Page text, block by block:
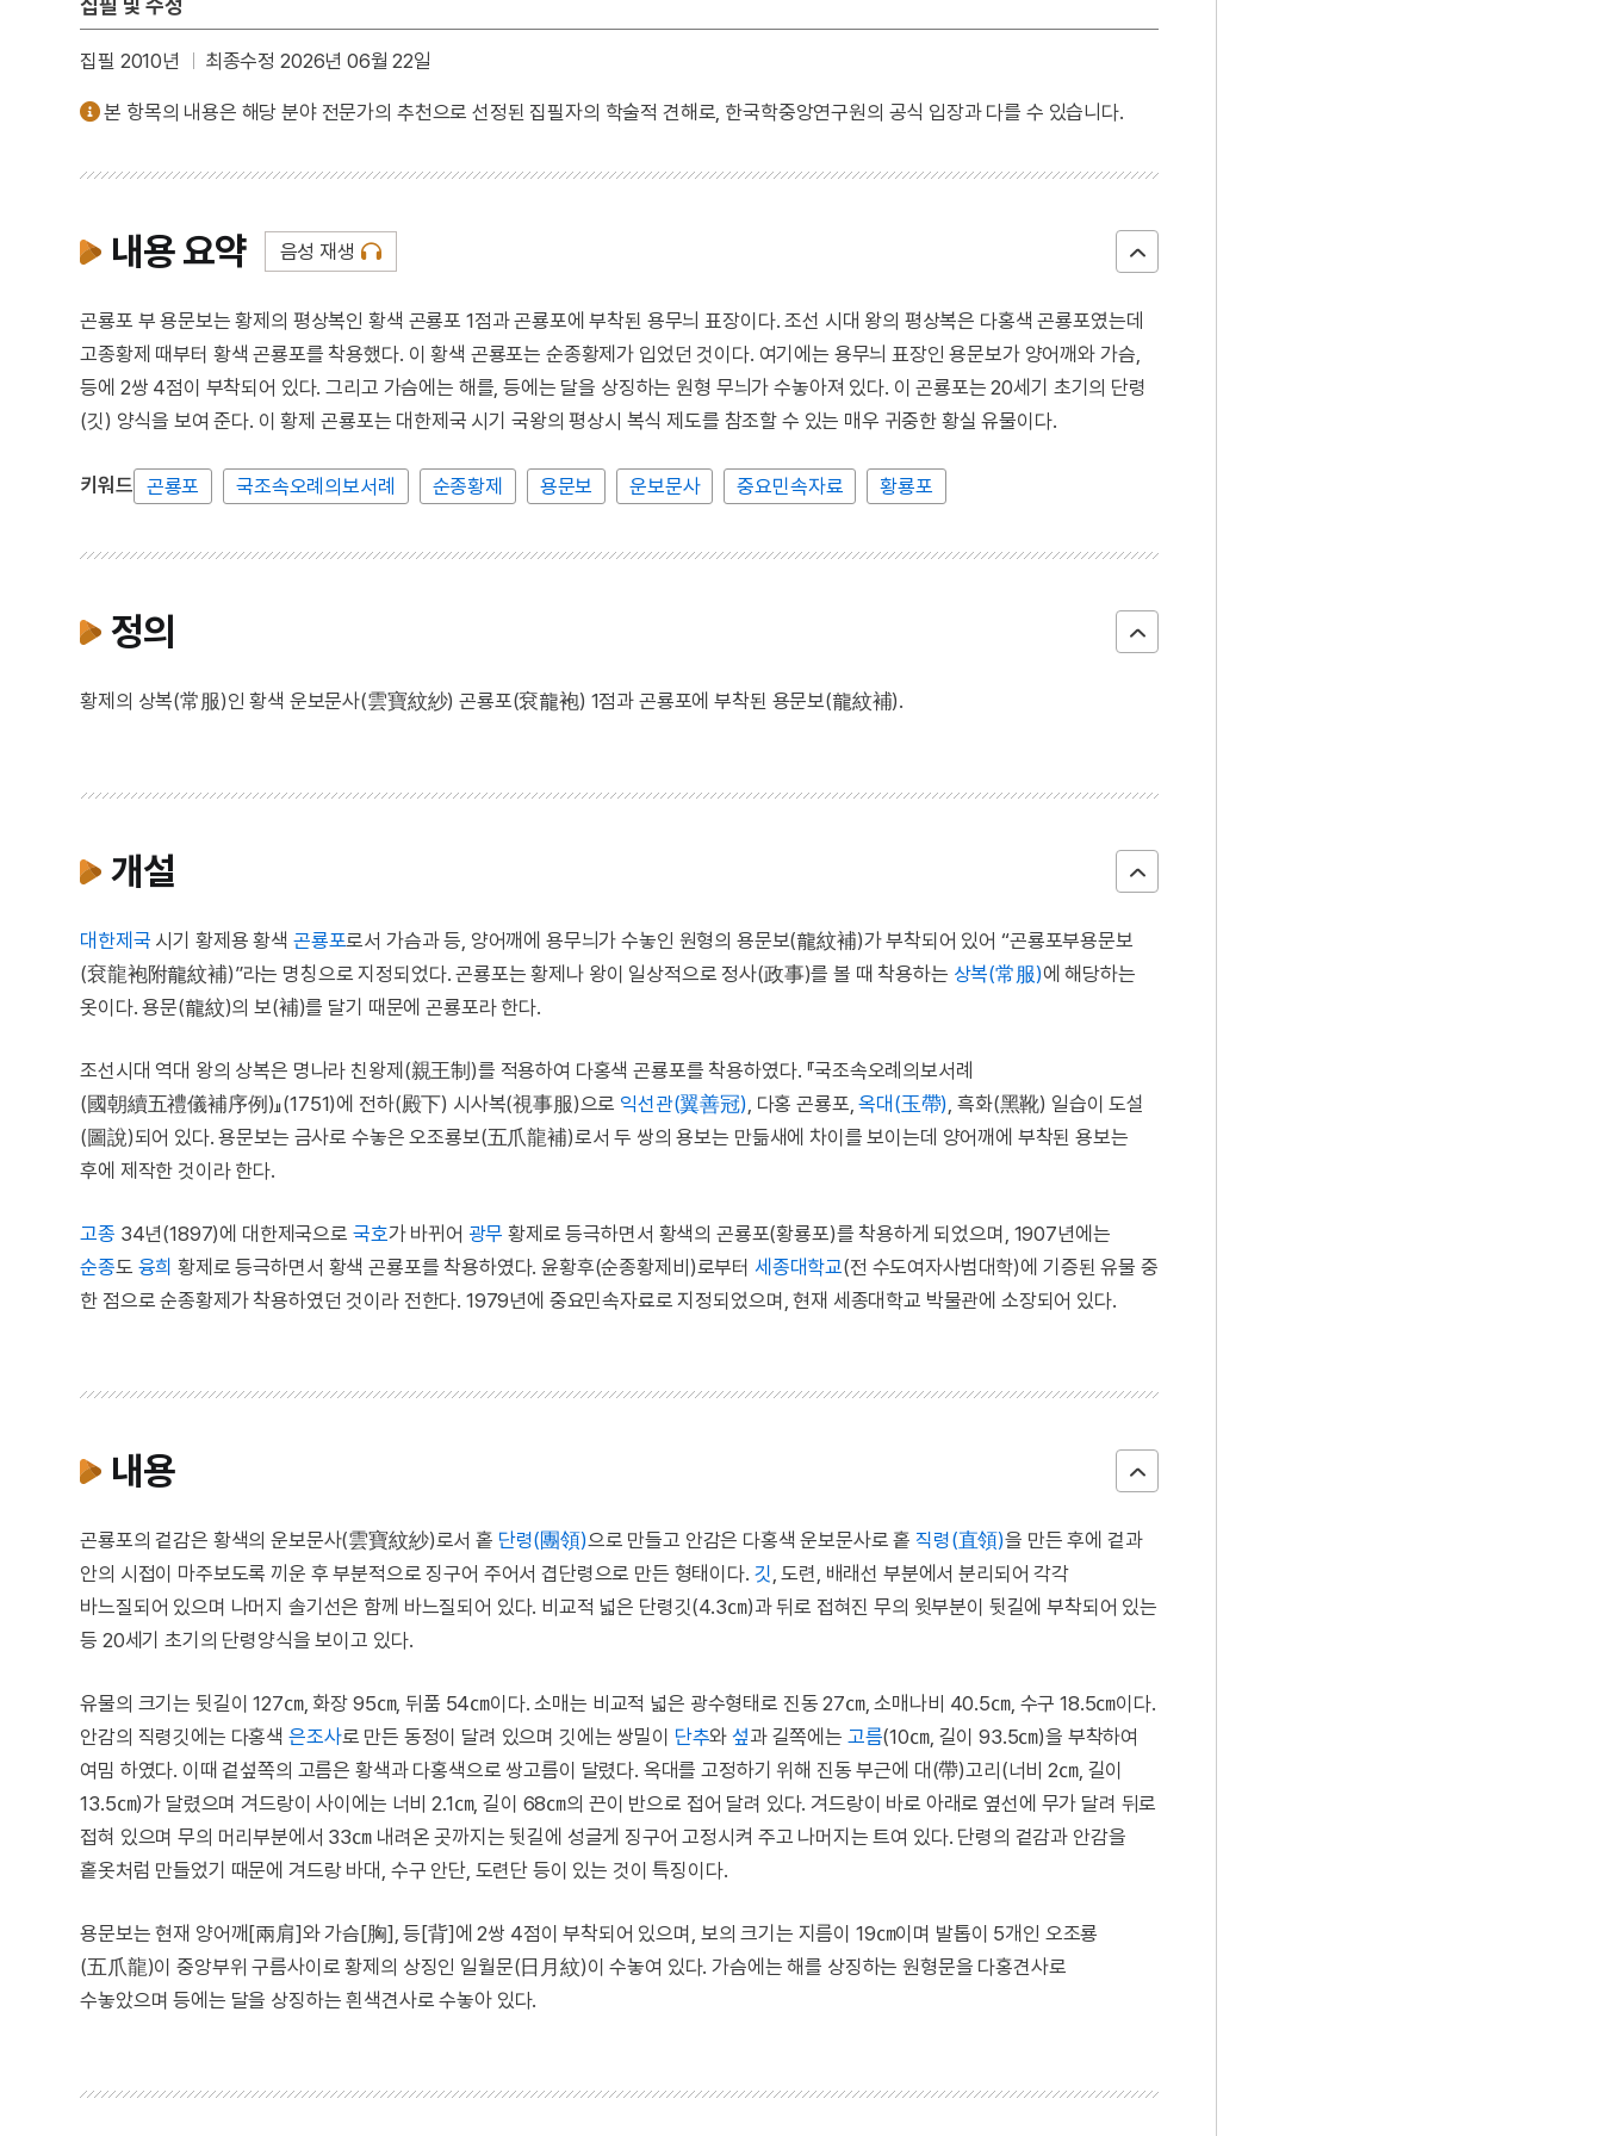
집필 및 수정
집필 2010년 최종수정 2026년 06월 22일
본 항목의 내용은 해당 분야 전문가의 추천으로 선정된 집필자의 학술적 견해로, 한국학중앙연구원의 공식 입장과 다를 수 있습니다.
내용 요약 음성 재생
곤룡포 부 용문보는 황제의 평상복인 황색 곤룡포 1점과 곤룡포에 부착된 용무늬 표장이다. 조선 시대 왕의 평상복은 다홍색 곤룡포였는데
고종황제 때부터 황색 곤룡포를 착용했다. 이 황색 곤룡포는 순종황제가 입었던 것이다. 여기에는 용무늬 표장인 용문보가 양어깨와 가슴,
등에 2쌍 4점이 부착되어 있다. 그리고 가슴에는 해를, 등에는 달을 상징하는 원형 무늬가 수놓아져 있다. 이 곤룡포는 20세기 초기의 단령
(깃) 양식을 보여 준다. 이 황제 곤룡포는 대한제국 시기 국왕의 평상시 복식 제도를 참조할 수 있는 매우 귀중한 황실 유물이다.
키워드 곤룡포 국조속오례의보서례 순종황제 용문보 운보문사 중요민속자료 황룡포
정의
황제의 상복(常服)인 황색 운보문사(雲寶紋紗) 곤룡포(袞龍袍) 1점과 곤룡포에 부착된 용문보(龍紋補).
개설
대한제국 시기 황제용 황색 곤룡포로서 가슴과 등, 양어깨에 용무늬가 수놓인 원형의 용문보(龍紋補)가 부착되어 있어 “곤룡포부용문보
(袞龍袍附龍紋補)”라는 명칭으로 지정되었다. 곤룡포는 황제나 왕이 일상적으로 정사(政事)를 볼 때 착용하는 상복(常服)에 해당하는
옷이다. 용문(龍紋)의 보(補)를 달기 때문에 곤룡포라 한다.
조선시대 역대 왕의 상복은 명나라 친왕제(親王制)를 적용하여 다홍색 곤룡포를 착용하였다. 『국조속오례의보서례
(國朝續五禮儀補序例)』(1751)에 전하(殿下) 시사복(視事服)으로 익선관(翼善冠) , 다홍 곤룡포,옥대(玉帶) , 흑화(黑靴) 일습이 도설
(圖說)되어 있다. 용문보는 금사로 수놓은 오조룡보(五爪龍補)로서 두 쌍의 용보는 만듦새에 차이를 보이는데 양어깨에 부착된 용보는
후에 제작한 것이라 한다.
고종 34년(1897)에 대한제국으로 국호가 바뀌어 광무 황제로 등극하면서 황색의 곤룡포(황룡포)를 착용하게 되었으며, 1907년에는
순종도 융희 황제로 등극하면서 황색 곤룡포를 착용하였다. 윤황후(순종황제비)로부터 세종대학교(전 수도여자사범대학)에 기증된 유물 중
한 점으로 순종황제가 착용하였던 것이라 전한다. 1979년에 중요민속자료로 지정되었으며, 현재 세종대학교 박물관에 소장되어 있다.
내용
곤룡포의 겉감은 황색의 운보문사(雲寶紋紗)로서 홑 단령(團領)으로 만들고 안감은 다홍색 운보문사로 홑 직령(直領)을 만든 후에 겉과
안의 시접이 마주보도록 끼운 후 부분적으로 징구어 주어서 겹단령으로 만든 형태이다. 깃 , 도련, 배래선 부분에서 분리되어 각각
바느질되어 있으며 나머지 솔기선은 함께 바느질되어 있다. 비교적 넓은 단령깃(4.3㎝)과 뒤로 접혀진 무의 윗부분이 뒷길에 부착되어 있는
등 20세기 초기의 단령양식을 보이고 있다.
유물의 크기는 뒷길이 127㎝, 화장 95㎝, 뒤품 54㎝이다. 소매는 비교적 넓은 광수형태로 진동 27㎝, 소매나비 40.5㎝, 수구 18.5㎝이다.
안감의 직령깃에는 다홍색 은조사로 만든 동정이 달려 있으며 깃에는 쌍밀이 단추와섶과 길쪽에는 고름(10㎝, 길이 93.5㎝)을 부착하여
여밈 하였다. 이때 겉섶쪽의 고름은 황색과 다홍색으로 쌍고름이 달렸다. 옥대를 고정하기 위해 진동 부근에 대(帶)고리(너비 2㎝, 길이
13.5㎝)가 달렸으며 겨드랑이 사이에는 너비 2.1㎝, 길이 68㎝의 끈이 반으로 접어 달려 있다. 겨드랑이 바로 아래로 옆선에 무가 달려 뒤로
접혀 있으며 무의 머리부분에서 33㎝ 내려온 곳까지는 뒷길에 성글게 징구어 고정시켜 주고 나머지는 트여 있다. 단령의 겉감과 안감을
홑옷처럼 만들었기 때문에 겨드랑 바대, 수구 안단, 도련단 등이 있는 것이 특징이다.
용문보는 현재 양어깨[兩肩]와 가슴[胸], 등[背]에 2쌍 4점이 부착되어 있으며, 보의 크기는 지름이 19㎝이며 발톱이 5개인 오조룡
(五爪龍)이 중앙부위 구름사이로 황제의 상징인 일월문(日月紋)이 수놓여 있다. 가슴에는 해를 상징하는 원형문을 다홍견사로
수놓았으며 등에는 달을 상징하는 흰색견사로 수놓아 있다.